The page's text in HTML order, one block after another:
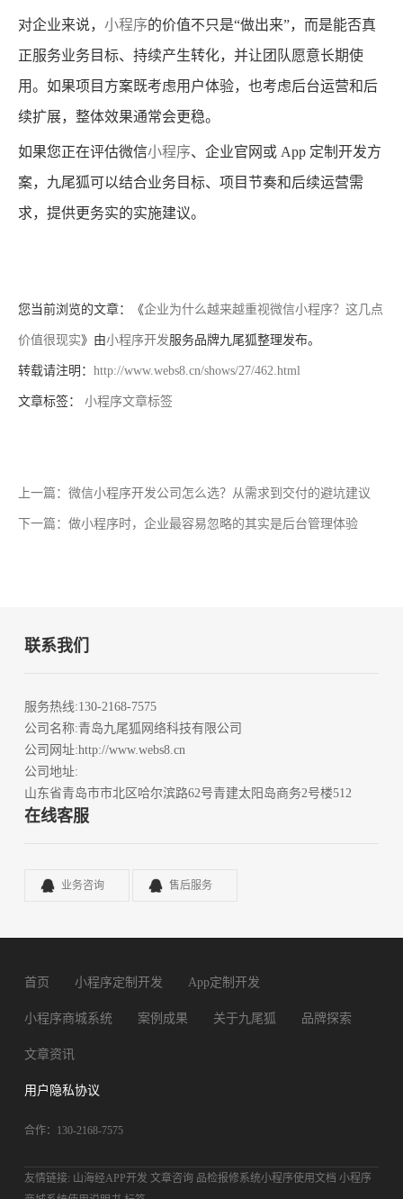
对企业来说， 小程序的价值不只是“做出来”，而是能否真
正服务业务目标、持续产生转化，并让团队愿意长期使
用。如果项目方案既考虑用户体验，也考虑后台运营和后
续扩展，整体效果通常会更稳。
如果您正在评估微信小程序、企业官网或 App 定制开发方
案，九尾狐可以结合业务目标、项目节奏和后续运营需
求，提供更务实的实施建议。
您当前浏览的文章：《企业为什么越来越重视微信小程序？这几点
价值很现实》由小程序开发服务品牌九尾狐整理发布。
转载请注明： http://www.webs8.cn/shows/27/462.html
文章标签： 小程序文章标签
上一篇：微信小程序开发公司怎么选？从需求到交付的避坑建议
下一篇：做小程序时，企业最容易忽略的其实是后台管理体验
联系我们
服务热线:130-2168-7575
公司名称:青岛九尾狐网络科技有限公司
公司网址:http://www.webs8.cn
公司地址:
山东省青岛市市北区哈尔滨路62号青建太阳岛商务2号楼512
在线客服
业务咨询 售后服务
首页 小程序定制开发 App定制开发
小程序商城系统 案例成果 关于九尾狐 品牌探索
文章资讯
用户隐私协议
合作：130-2168-7575
友情链接: 山海经APP开发 文章咨询 品检报修系统小程序使用文档 小程序